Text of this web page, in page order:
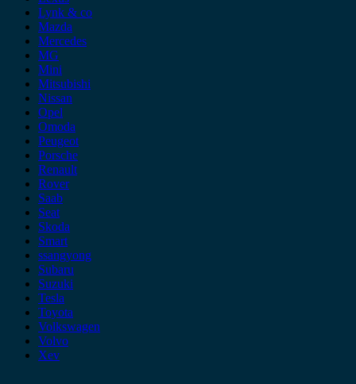
Lynk & co
Mazda
Mercedes
MG
Mini
Mitsubishi
Nissan
Opel
Omoda
Peugeot
Porsche
Renault
Rover
Saab
Seat
Skoda
Smart
ssangyong
Subaru
Suzuki
Tesla
Toyota
Volkswagen
Volvo
Xev